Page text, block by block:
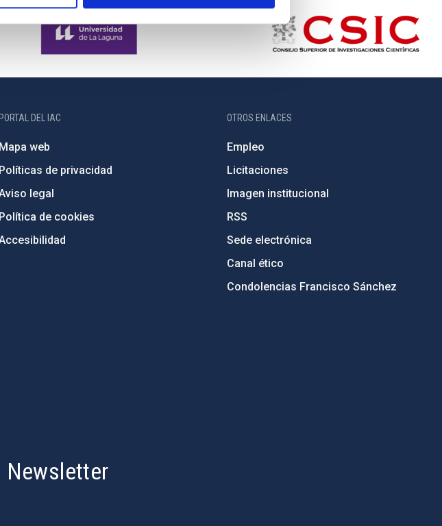
PORTAL DEL IAC
Mapa web
Políticas de privacidad
legal
Política de cookies
OTROS ENLACES
Empleo
Licitaciones
Imagen institucional
RSS
Sede electrónica
Canal ético
Condolencias Francisco Sánchez
Newsletter